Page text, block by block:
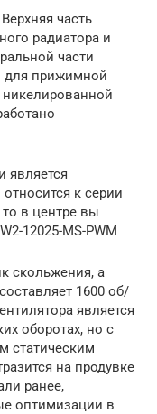
часть
радиатора и
части
для прижимной
никелированной
является
к серии
то в центре вы
12025-MS-PWM
скольжения, а
1600 об/
является
оборотах, но с
статическим
на продувке
ранее,
оптимизации в